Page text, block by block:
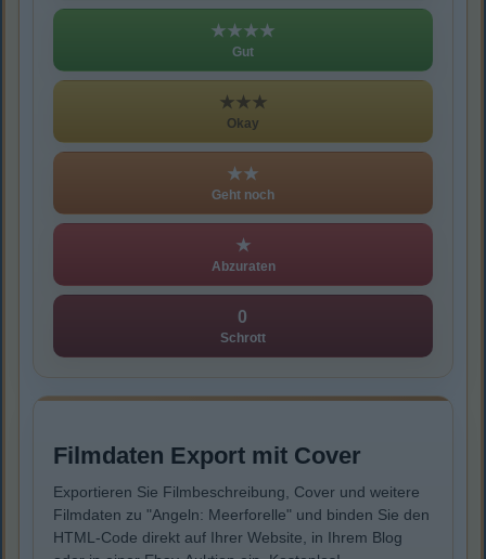
★★★★
Gut
★★★
Okay
★★
Geht noch
★
Abzuraten
0
Schrott
Filmdaten Export mit Cover
Exportieren Sie Filmbeschreibung, Cover und weitere
Filmdaten zu "Angeln: Meerforelle" und binden Sie den
HTML-Code direkt auf Ihrer Website, in Ihrem Blog